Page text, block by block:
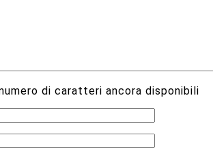
di caratteri ancora disponibili